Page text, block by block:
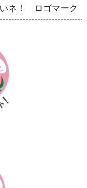
ネ！ ロゴマーク